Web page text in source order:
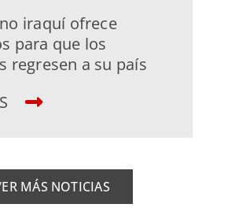
iraquí ofrece
para que los
regresen a su país
MÁS NOTICIAS